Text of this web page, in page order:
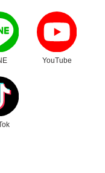
ドウリンク
YouTube
別ウィンドウリンク
ドウリンク